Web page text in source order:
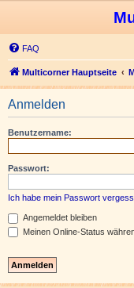
FAQ
Multicorner Hauptseite
Anmelden
Benutzername:
Passwort:
Ich habe mein Passwort
Angemeldet bleiben
Meinen Online-Status